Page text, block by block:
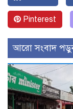
Pinterest
আরো সংবাদ